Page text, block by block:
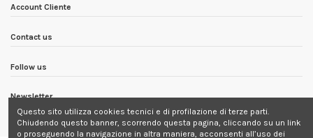
Account Cliente
Contact us
Follow us
Newsletter
Questo sito utilizza cookies tecnici e di profilazione di terze parti.
Chiudendo questo banner, scorrendo questa pagina, cliccando su un link
o proseguendo la navigazione in altra maniera, acconsenti all’uso dei